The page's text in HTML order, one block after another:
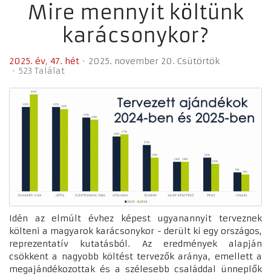
Mire mennyit költünk
karácsonykor?
2025. év 47. hét
2025. november 20. Csütörtök
523 Találat
Idén az elmúlt évhez képest ugyanannyit terveznek
költeni a magyarok karácsonykor - derült ki egy országos,
reprezentatív kutatásból. Az eredmények alapján
csökkent a nagyobb költést tervezők aránya, emellett a
megajándékozottak és a szélesebb családdal ünneplők